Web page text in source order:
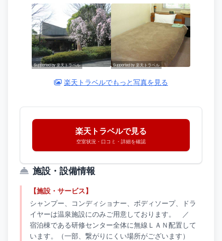
Supported by 楽天トラベル Supported by 楽天トラベル
楽天トラベルでもっと写真を見る
楽天トラベルで見る
空室状況・口コミ・詳細を確認
施設・設備情報
【施設・サービス】
シャンプー、コンディショナー、ボディソープ、ドラ
イヤーは温泉施設にのみご用意しております。 ／
宿泊棟である研修センター全体に無線ＬＡＮ配置して
います。（一部、繋がりにくい場所がございます）